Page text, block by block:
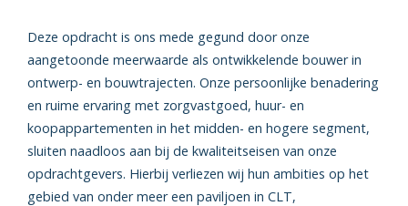
Deze opdracht is ons mede gegund door onze
aangetoonde meerwaarde als ontwikkelende bouwer in
ontwerp- en bouwtrajecten. Onze persoonlijke benadering
en ruime ervaring met zorgvastgoed, huur- en
koopappartementen in het midden- en hogere segment,
sluiten naadloos aan bij de kwaliteitseisen van onze
opdrachtgevers. Hierbij verliezen wij hun ambities op het
gebied van onder meer een paviljoen in CLT,